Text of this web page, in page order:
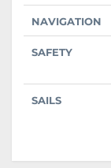
NAVIGATION
SAFETY
SAILS